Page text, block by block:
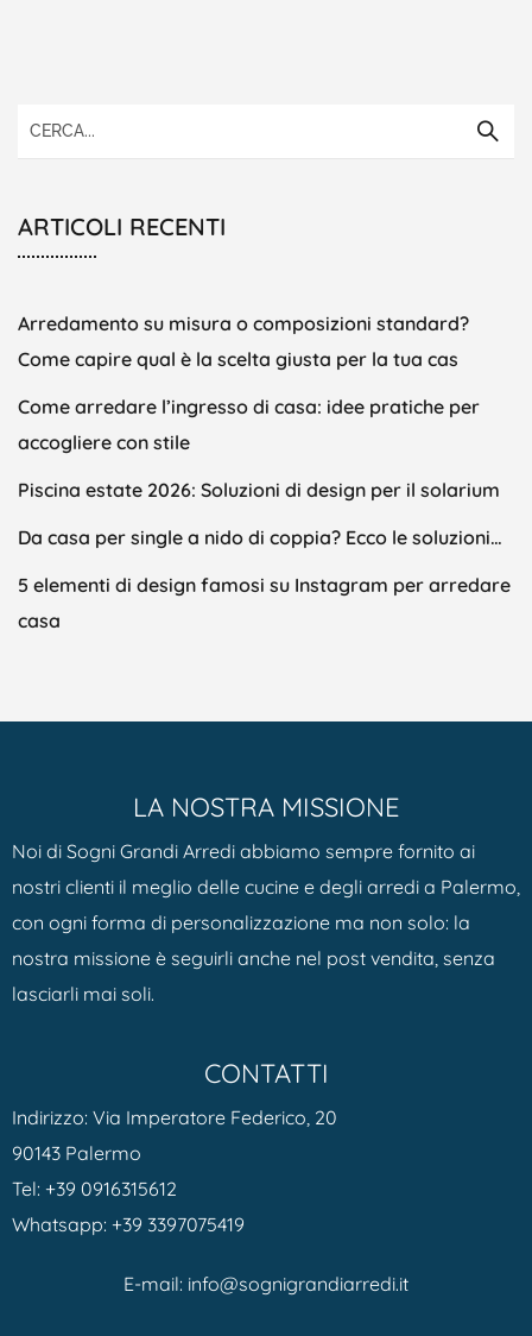
ARTICOLI RECENTI
Arredamento su misura o composizioni standard?
Come capire qual è la scelta giusta per la tua cas
Come arredare l’ingresso di casa: idee pratiche per
accogliere con stile
Piscina estate 2026: Soluzioni di design per il solarium
Da casa per single a nido di coppia? Ecco le soluzioni…
5 elementi di design famosi su Instagram per arredare
casa
LA NOSTRA MISSIONE
Noi di Sogni Grandi Arredi abbiamo sempre fornito ai
nostri clienti il meglio delle cucine e degli arredi a Palermo,
con ogni forma di personalizzazione ma non solo: la
nostra missione è seguirli anche nel post vendita, senza
lasciarli mai soli.
CONTATTI
Indirizzo: Via Imperatore Federico, 20
90143 Palermo
Tel: +39 0916315612
Whatsapp: +39 3397075419
E-mail: info@sognigrandiarredi.it